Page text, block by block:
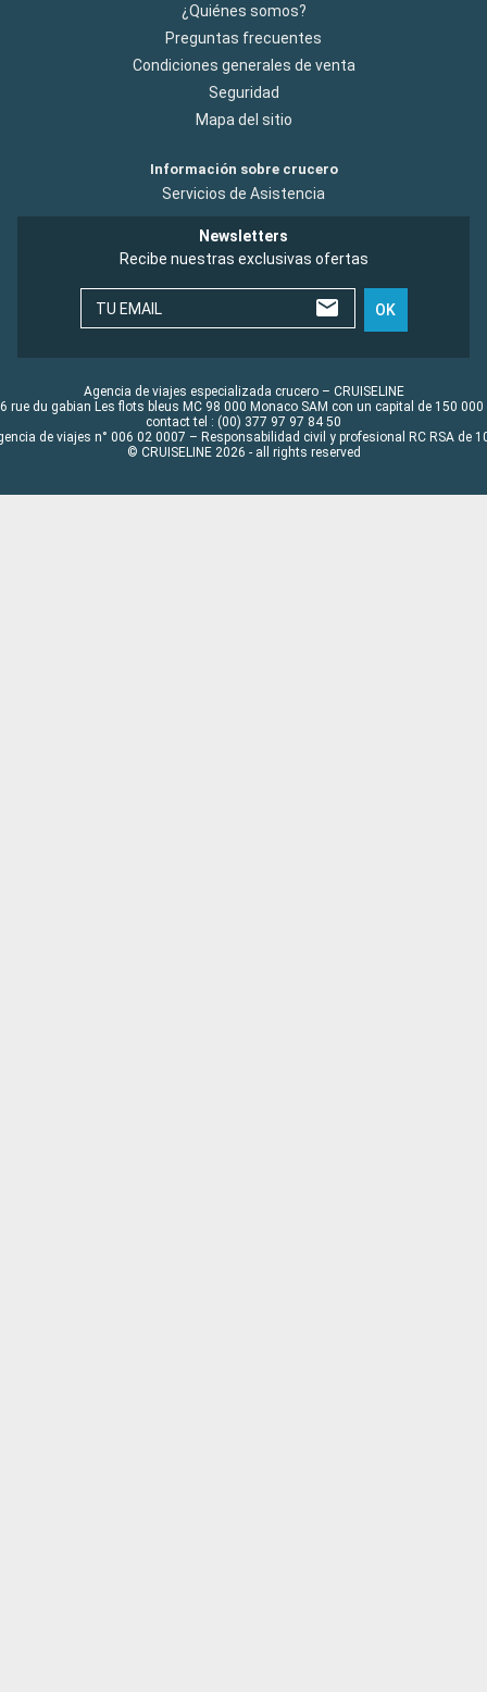
¿Quiénes somos?
Preguntas frecuentes
Condiciones generales de venta
Seguridad
Mapa del sitio
Información sobre crucero
Servicios de Asistencia
Newsletters
Recibe nuestras exclusivas ofertas
TU EMAIL OK
Agencia de viajes especializada crucero – CRUISELINE
rue du gabian Les flots bleus MC 98 000 Monaco SAM con un capital de 150 000
contact tel : (00) 377 97 97 84 50
de viajes n° 006 02 0007 – Responsabilidad civil y profesional RC RSA de
© CRUISELINE 2026 - all rights reserved